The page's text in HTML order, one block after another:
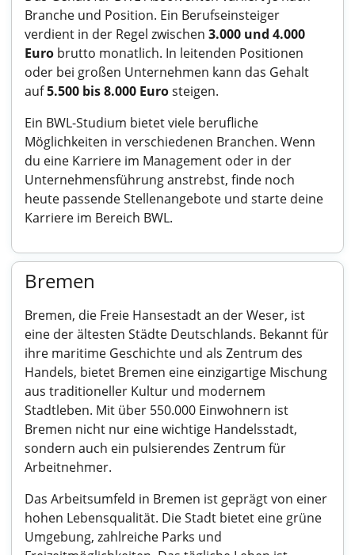
Branche und Position. Ein Berufseinsteiger
verdient in der Regel zwischen 3.000 und 4.000
Euro brutto monatlich. In leitenden Positionen
oder bei großen Unternehmen kann das Gehalt
auf5.500 bis 8.000 Eurosteigen.
Ein BWL-Studium bietet viele berufliche
Möglichkeiten in verschiedenen Branchen. Wenn
du eine Karriere im Management oder in der
Unternehmensführung anstrebst, finde noch
heute passende Stellenangebote und starte deine
Karriere im Bereich BWL.
Bremen
Bremen, die Freie Hansestadt an der Weser, ist
eine der ältesten Städte Deutschlands. Bekannt für
ihre maritime Geschichte und als Zentrum des
Handels, bietet Bremen eine einzigartige Mischung
aus traditioneller Kultur und modernem
Stadtleben. Mit über 550.000 Einwohnern ist
Bremen nicht nur eine wichtige Handelsstadt,
sondern auch ein pulsierendes Zentrum für
Arbeitnehmer.
Das Arbeitsumfeld in Bremen ist geprägt von einer
hohen Lebensqualität. Die Stadt bietet eine grüne
Umgebung, zahlreiche Parks und